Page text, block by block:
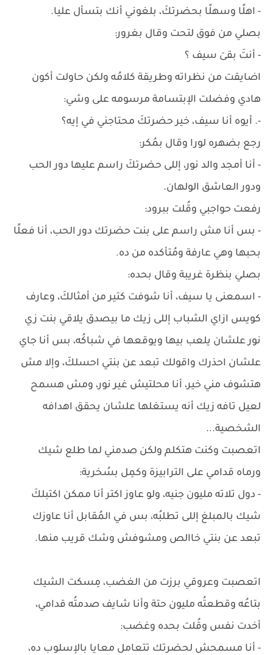
- اهلًا وسهلًا بحضرتكَ، بلغوني أنك بتسأل عليا.
بصلي من فوق لتحت وقال بغرور:
- أنتَ بقىَ سيف ؟
اضايقت من نظراته وطريقة كلامُه ولكن حاولت أكون
هادي وفضلت الإبتسامة مرسومه على وشي:
-. أيوه أنا سيف، خير حضرتكَ محتاجني في إيه؟
رجع بضهره لورا وقال بمُكر:
- أنا أمجد والد نور، إللى حضرتكَ راسم عليها دور الحب
ودور العاشق الولهان.
رفعت حواجبي وقُلت ببرود:
- بس أنا مش راسم على بنت حضرتك دور الحب، أنا فعلًا
بحبها وهي عارفة ومُتأكده من ده.
بصلي بنظرة غريبة وقال بحده:
- اسمعنى يا سيف، أنا شوفت كتير من أمثالكَ، وعارف
كويس ازاي الشباب إللى زيك ما بيصدق يلاقي بنت زي
نور علشان يلعب بيها ويوقعها في شباكُه، بس أنا جاي
علشان احذرك واقولك تبعد عن بنتي احسلكَ، وإلا مش
هتشوف مني خير، أنا محلتيش غير نور، ومش هسمح
لعيل تافه زيك أنه يستغلها علشان يحقق اهدافه
الشخصية...
اتعصبت وكنت هتكلم ولكن صدمني لما طلع شيك
ورماه قدامي على الترابيزة وكمِل بسُخرية:
- دول تلاته مليون جنيه، ولو عاوز اكتر أنا ممكن اكتبلكَ
شيك بالمبلغ إللى تطلبُه، بس في المُقابل أنا عاوزك
تبعد عن بنتي خاالص ومشوفش وشك قريب منها.
اتعصبت وعروقي برزت من الغضب، مِسكت الشيك
بتاعُه وقطعتُه مليون حتة وأنا شايف صدمتُه قدامي،
أخدت نفس وقُلت بحده وغضب:
- أنا مسمحش لحضرتك تتعامل معايا بالإسلوب ده،